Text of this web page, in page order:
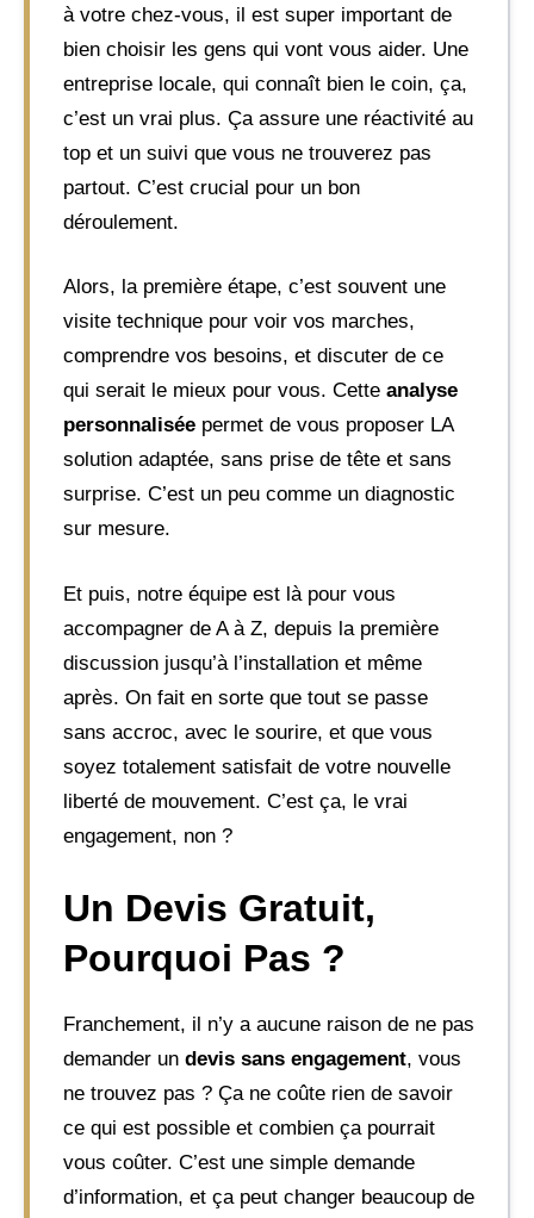
à votre chez-vous, il est super important de
bien choisir les gens qui vont vous aider. Une
entreprise locale, qui connaît bien le coin, ça,
c’est un vrai plus. Ça assure une réactivité au
top et un suivi que vous ne trouverez pas
partout. C’est crucial pour un bon
déroulement.
Alors, la première étape, c’est souvent une
visite technique pour voir vos marches,
comprendre vos besoins, et discuter de ce
qui serait le mieux pour vous. Cette analyse
personnalisée permet de vous proposer LA
solution adaptée, sans prise de tête et sans
surprise. C’est un peu comme un diagnostic
sur mesure.
Et puis, notre équipe est là pour vous
accompagner de A à Z, depuis la première
discussion jusqu’à l’installation et même
après. On fait en sorte que tout se passe
sans accroc, avec le sourire, et que vous
soyez totalement satisfait de votre nouvelle
liberté de mouvement. C’est ça, le vrai
engagement, non ?
Un Devis Gratuit,
Pourquoi Pas ?
Franchement, il n’y a aucune raison de ne pas
demander un devis sans engagement, vous
ne trouvez pas ? Ça ne coûte rien de savoir
ce qui est possible et combien ça pourrait
vous coûter. C’est une simple demande
d’information, et ça peut changer beaucoup de